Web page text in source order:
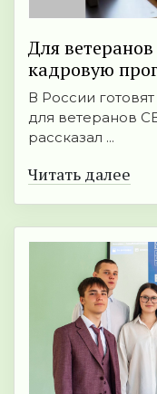
Для
кадровую
В России
для ветеранов
рассказал ...
Читать далее